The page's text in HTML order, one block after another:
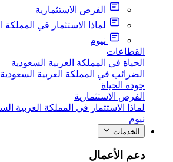
الفرص الاستثمارية
لماذا الاستثمار في المملكة
نيوم
القطاعات
الحياة في المملكة العربية السعودية
الضرائب في المملكة العربية السعودية
جودة الحياة
الفرص الاستثمارية
لماذا الاستثمار في المملكة العربية
نيوم
الخدمات
دعم الأعمال